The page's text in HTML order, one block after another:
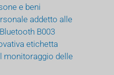
e beni
addetto alle
B003
etichetta
monitoraggio delle